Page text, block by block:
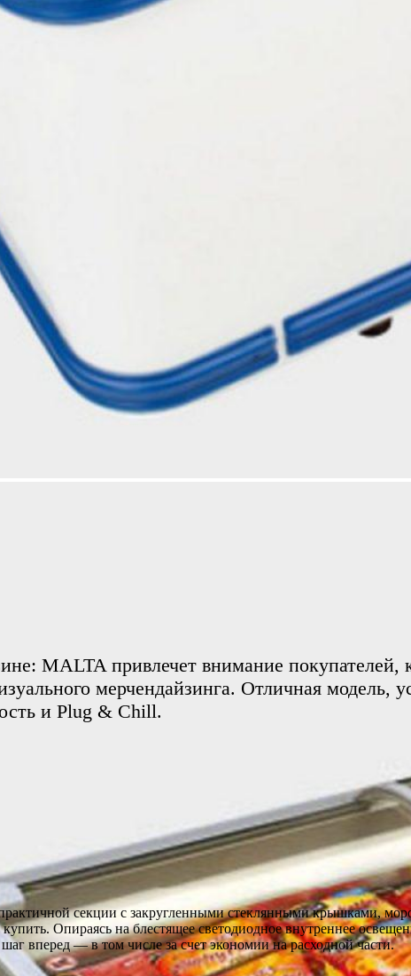
MALTA привлечет внимание покупателей,
мерчендайзинга. Отличная модель,
и Plug & Chill.
секции с закругленными стеклянными крышками,
Опираясь на блестящее светодиодное внутреннее
вперед — в том числе за счет экономии на расходной части.